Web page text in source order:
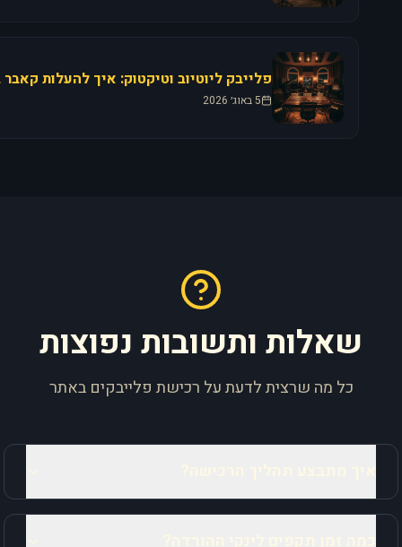
5 באוג׳ 2026
שאלות ותשובות נפוצות
כל מה שרצית לדעת על רכישת פלייבקים באתר